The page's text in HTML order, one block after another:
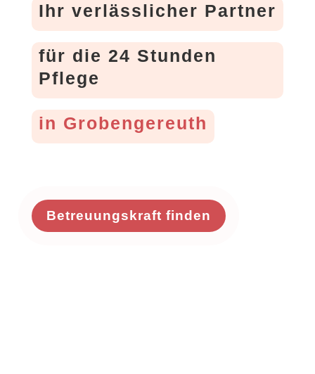
Ihr verlässlicher Partner
für die 24 Stunden
Pflege
in Grobengereuth
Betreuungskraft finden